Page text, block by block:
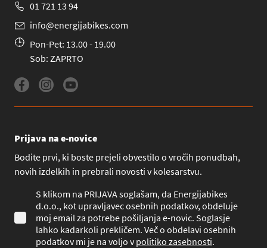
01 721 13 94
info@energijabikes.com
Pon-Pet: 13.00 - 19.00
Sob: ZAPRTO
Prijava na e-novice
Bodite prvi, ki boste prejeli obvestilo o vročih ponudbah,
novih izdelkih in prebrali novosti v kolesarstvu.
S klikom na PRIJAVA soglašam, da Energijabikes
d.o.o., kot upravljavec osebnih podatkov, obdeluje
moj email za potrebe pošiljanja e-novic. Soglasje
lahko kadarkoli prekličem. Več o obdelavi osebnih
podatkov mi je na voljo vpolitiko zasebnosti.